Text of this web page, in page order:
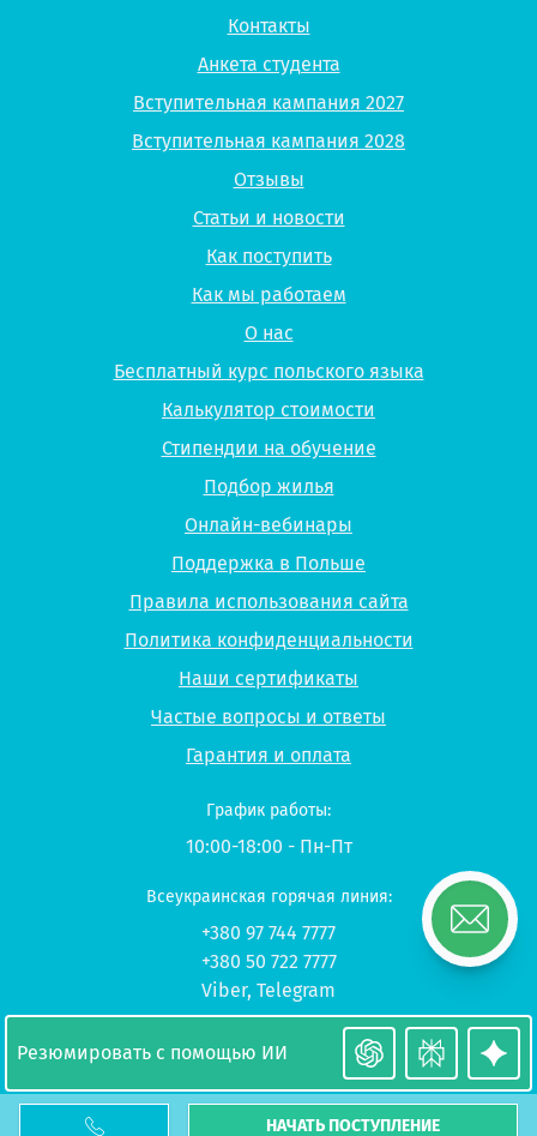
НАЧАТЬ ПОСТУПЛЕНИЕ
Контакты
Анкета студента
Вступительная кампания 2027
Вступительная кампания 2028
Отзывы
Статьи и новости
Как поступить
Как мы работаем
О нас
Бесплатный курс польского языка
Калькулятор стоимости
Стипендии на обучение
Подбор жилья
Онлайн-вебинары
Поддержка в Польше
Правила использования сайта
Политика конфиденциальности
Наши сертификаты
Частые вопросы и ответы
Гарантия и оплата
© 2026 UP-STUDY «Учеба в Польше»
График работы:
10:00-18:00 - Пн-Пт
Всеукраинская горячая линия:
+380 97 744 7777
+380 50 722 7777
Viber, Telegram
Резюмировать с помощью ИИ